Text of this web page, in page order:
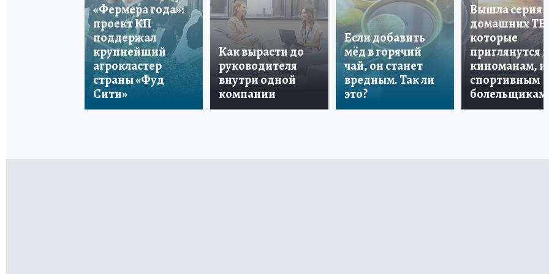
«Фермера года»:
проект КП
поддержал
крупнейший
агрокластер
страны «Фуд
Сити»
Как вырасти до
руководителя
внутри одной
компании
Если добавить
мёд в горячий
чай, он станет
вредным. Так ли
это?
Вышла серия
домашних ТВ,
которые
приглянутся и
киноманам, и
спортивным
болельщикам